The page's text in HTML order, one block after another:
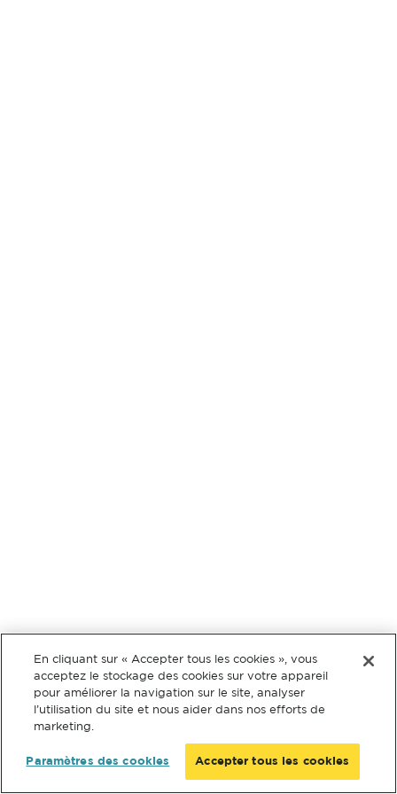
En cliquant sur « Accepter tous les cookies », vous
acceptez le stockage des cookies sur votre appareil
pour améliorer la navigation sur le site, analyser
l’utilisation du site et nous aider dans nos efforts de
marketing.
Paramètres des cookies Accepter tous les cookies